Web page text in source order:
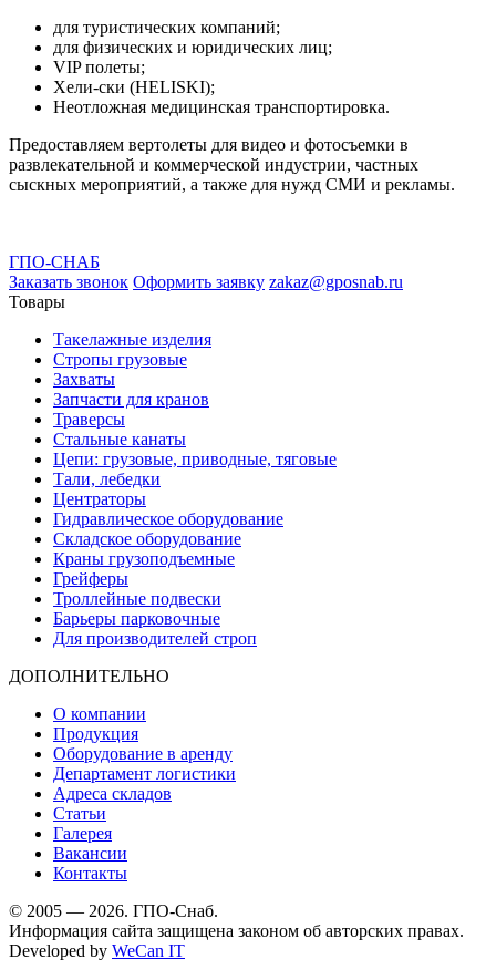
для туристических компаний;
для физических и юридических лиц;
VIP полеты;
Хели-ски (HELISKI);
Неотложная медицинская транспортировка.
Предоставляем вертолеты для видео и фотосъемки в
развлекательной и коммерческой индустрии, частных
сыскных мероприятий, а также для нужд СМИ и рекламы.
ГПО-СНАБ
Заказать звонок Оформить заявку zakaz@gposnab.ru
Товары
Такелажные изделия
Стропы грузовые
Захваты
Запчасти для кранов
Траверсы
Стальные канаты
Цепи: грузовые, приводные, тяговые
Тали, лебедки
Центраторы
Гидравлическое оборудование
Складское оборудование
Краны грузоподъемные
Грейферы
Троллейные подвески
Барьеры парковочные
Для производителей строп
ДОПОЛНИТЕЛЬНО
О компании
Продукция
Оборудование в аренду
Департамент логистики
Адреса складов
Статьи
Галерея
Вакансии
Контакты
© 2005 — 2026. ГПО-Снаб.
Информация сайта защищена законом об авторских правах.
Developed by WeCan IT